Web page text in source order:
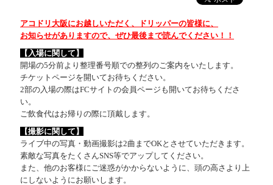
アコドリ大阪にお越しいただく、ドリッパーの皆様に、
お知らせがありますので、ぜひ最後まで読んでください！！
【入場に関して】
開場の5分前より整理番号順での整列のご案内をいたします。
チケットページを開いてお待ちください。
2部の入場の際はFCサイトの会員ページも開いてお待ちくださ
い。
ご飲食代はお帰りの際に頂戴します。
【撮影に関して】
ライブ中の写真・動画撮影は2曲までOKとさせていただきます。
素敵な写真をたくさんSNS等でアップしてください。
また、他のお客様にご迷惑がかからないように、頭の高さより上
にしないようにお願いします。